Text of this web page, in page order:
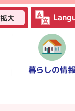
拡大
暮らしの情報